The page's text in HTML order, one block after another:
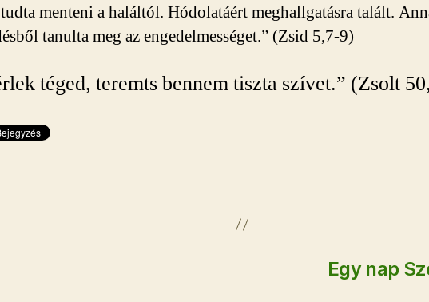
menteni a haláltól. Hódolatáért meghallgatásra talált.
tanulta meg az engedelmességet.” (Zsid 5,7-9)
téged, teremts bennem tiszta szívet.” (Zsolt
Egy nap